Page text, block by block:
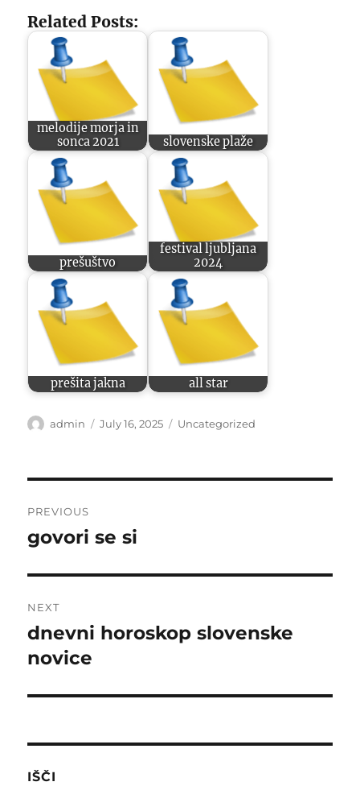
Related Posts:
melodije morja in
sonca 2021
slovenske plaže
prešuštvo
festival ljubljana
2024
prešita jakna all star
Author
admin
Posted
July 16, 2025 Categories
Uncategorized
navigation
PREVIOUS
Previous
govori se si
NEXT
Next
post:
dnevni horoskop slovenske
novice
IŠČI